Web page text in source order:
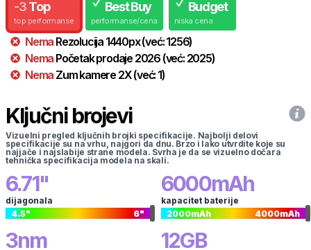
-3 Top
top performanse
Best Buy
performanse/cena
Budget
niska cena
Nema Rezolucija 1440px(već:1256)
Nema Početak prodaje 2026 (već: 2025)
Nema Zum kamere 2X(već: 1)
Ključni brojevi
Vizuelni pregled ključnih brojki specifikacije. Najbolji delovi
specifikacije su na vrhu, najgori da dnu. Brzo i lako utvrdite koje su
najjače i najslabije strane modela. Svrha je da se vizuelno dočara
tehnička specifikacija modela na skali.
6.71"
dijagonala
4.5" 6"
6000mAh
kapacitet baterije
2000mAh 4000mAh
3nm 12GB